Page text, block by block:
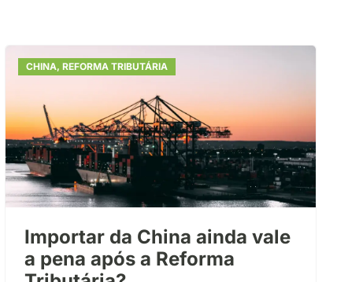
CHINA, REFORMA TRIBUTÁRIA
Importar da China ainda vale
a pena após a Reforma